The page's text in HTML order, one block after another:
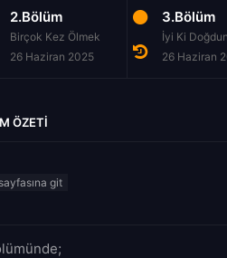
2.Bölüm
Birçok Kez Ölmek
26 Haziran 2025
3.Bölüm
İyi Ki
26 Haziran
ÖZETI